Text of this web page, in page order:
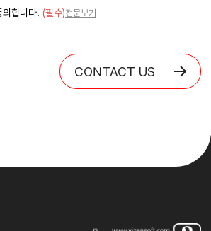
의합니다. (필수)전문보기
CONTACT US